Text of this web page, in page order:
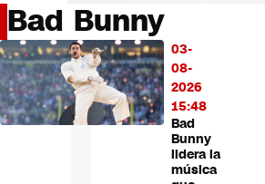
País
Mundo
Negocios
Deportes
Programas completos
Bad Bunny
03-
08-
2026
15:48
Bad
Bunny
lidera la
música
LO
MÁS
LEÍDO